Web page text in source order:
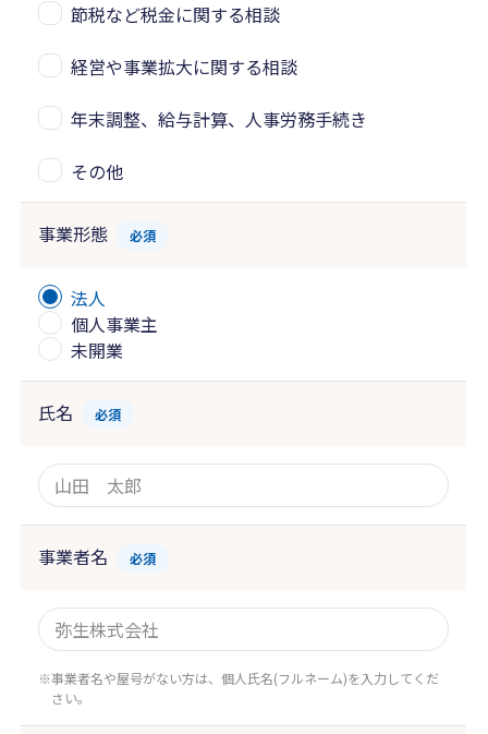
節税など税金に関する相談
経営や事業拡大に関する相談
年末調整、給与計算、人事労務手続き
その他
事業形態 必須
法人
個人事業主
未開業
氏名 必須
事業者名 必須
事業者名や屋号がない方は、個人氏名(フルネーム)を入力してくだ
さい。